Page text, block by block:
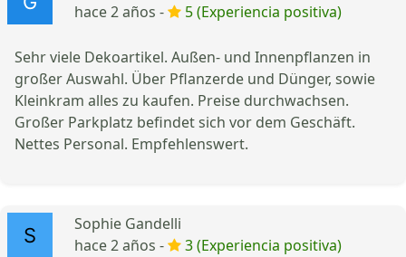
hace 2 años -
5 (Experiencia positiva)
Sehr viele Dekoartikel. Außen- und Innenpflanzen in
großer Auswahl. Über Pflanzerde und Dünger, sowie
Kleinkram alles zu kaufen. Preise durchwachsen.
Großer Parkplatz befindet sich vor dem Geschäft.
Nettes Personal. Empfehlenswert.
Sophie Gandelli
hace 2 años -
3 (Experiencia positiva)